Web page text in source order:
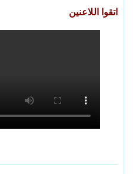
اتقوا اللاعنين